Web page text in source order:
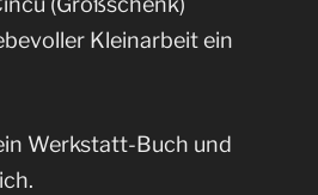
Kleinarbeit ein
Werkstatt-Buch und